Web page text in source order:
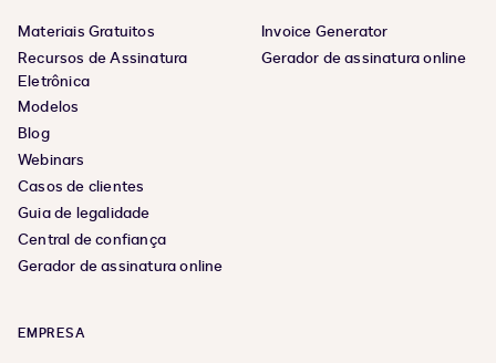
Materiais Gratuitos
Recursos de Assinatura
Eletrônica
Modelos
Blog
Webinars
Casos de clientes
Guia de legalidade
Central de confiança
Gerador de assinatura online
Invoice Generator
Gerador de assinatura online
EMPRESA